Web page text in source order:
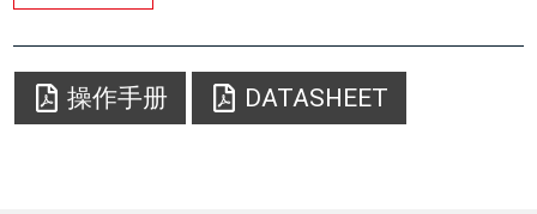
操作手册 DATASHEET